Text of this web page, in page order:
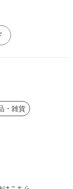
・雑貨